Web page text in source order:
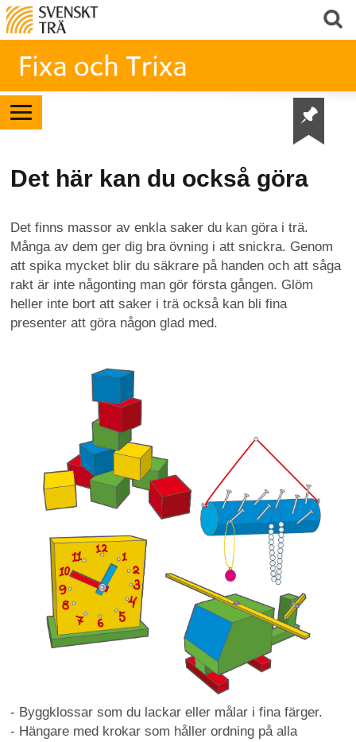
Det här kan du också göra
Det finns massor av enkla saker du kan göra i trä.
Många av dem ger dig bra övning i att snickra. Genom
att spika mycket blir du säkrare på handen och att såga
rakt är inte någonting man gör första gången. Glöm
heller inte bort att saker i trä också kan bli fina
presenter att göra någon glad med.
- Byggklossar som du lackar eller målar i fina färger.
- Hängare med krokar som håller ordning på alla